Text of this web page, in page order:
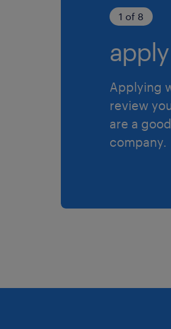
1 of 8
Applying
review
are a
company.